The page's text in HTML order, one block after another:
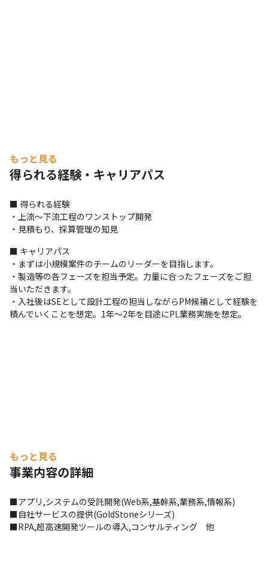
もっと見る
得られる経験・キャリアパス
■ 得られる経験
・上流～下流工程のワンストップ開発
・見積もり、採算管理の知見
■ キャリアパス
・まずは小規模案件のチームのリーダーを目指します。
・製造等の各フェーズを担当予定。力量に合ったフェーズをご担
当いただきます。
・入社後はSEとして設計工程の担当しながらPM候補として経験を
積んでいくことを想定。1年～2年を目途にPL業務実施を想定。
もっと見る
事業内容の詳細
■アプリ,システムの受託開発(Web系,基幹系,業務系,情報系)
■自社サービスの提供(GoldStoneシリーズ)
■RPA,超高速開発ツールの導入,コンサルティング　他